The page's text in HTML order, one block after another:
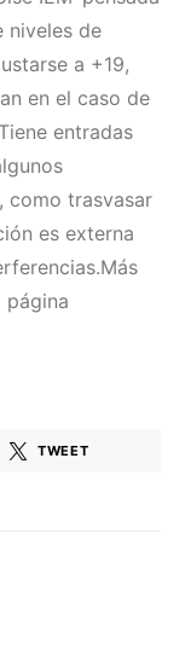
niveles de
a +19,
en el caso de
entradas
como trasvasar
es externa
página
TWEET